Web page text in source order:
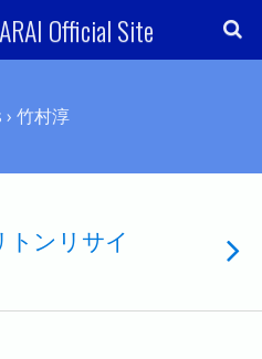
Official Site
竹村淳
トンリサイ